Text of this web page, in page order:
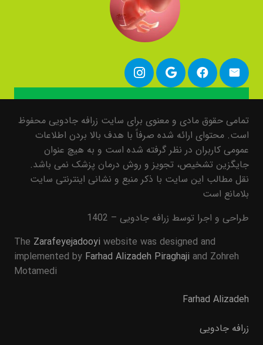
تمامی حقوق مادی و معنوی برای سایت زرافه جادویی محفوظ
است. محتوای ارائه شده صرفاً با هدف بالا بردن اطلاعات
عمومی کاربران در نظر گرفته شده است و به هیچ عنوان
جایگزین تشخیص، تجویز و روش درمان پزشک نمی باشد.
نقل مطالب این سایت با ذکر منبع و نشانی اینترنتی سایت
بلامانع است
طراحی و اجرا توسط زرافه جادویی – 1402
The Zarafeyejadooyi website was designed and
implemented by Farhad Alizadeh Piraghaji and Zohreh
Motamedi
Farhad Alizadeh
زرافه جادویی